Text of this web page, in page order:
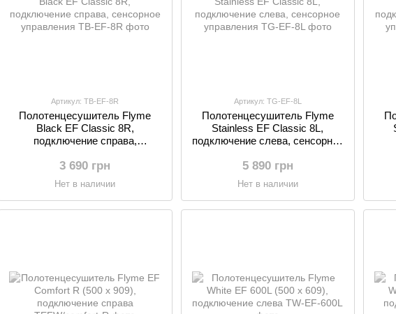
Артикул: TB-EF-8R
Полотенцесушитель Flyme
Black EF Classic 8R,
подключение справа,
3 690 грн
Нет в наличии
Артикул: TG-EF-8L
Полотенцесушитель Flyme
Stainless EF Classic 8L,
подключение слева, сенсорное
5 890 грн
Нет в наличии
мм:
мм: